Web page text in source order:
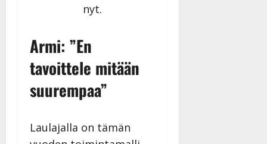
nyt.
Armi: ”En
tavoittele mitään
suurempaa”
Laulajalla on tämän